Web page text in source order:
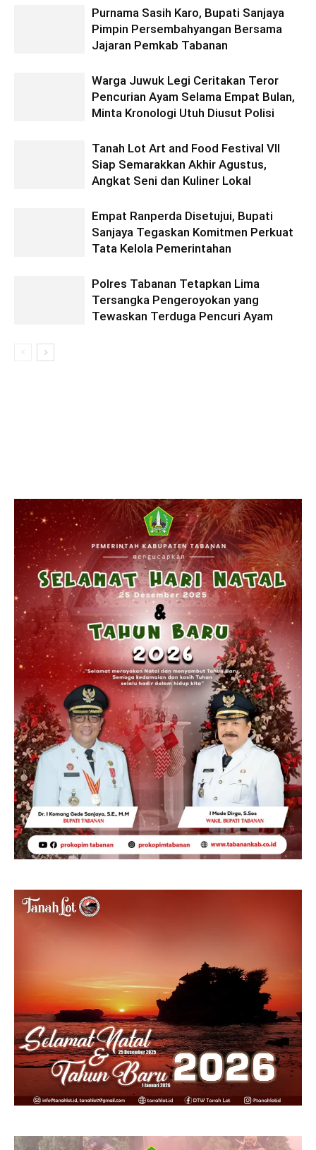
Purnama Sasih Karo, Bupati Sanjaya
Pimpin Persembahyangan Bersama
Jajaran Pemkab Tabanan
Warga Juwuk Legi Ceritakan Teror
Pencurian Ayam Selama Empat Bulan,
Minta Kronologi Utuh Diusut Polisi
Tanah Lot Art and Food Festival VII
Siap Semarakkan Akhir Agustus,
Angkat Seni dan Kuliner Lokal
Empat Ranperda Disetujui, Bupati
Sanjaya Tegaskan Komitmen Perkuat
Tata Kelola Pemerintahan
Polres Tabanan Tetapkan Lima
Tersangka Pengeroyokan yang
Tewaskan Terduga Pencuri Ayam